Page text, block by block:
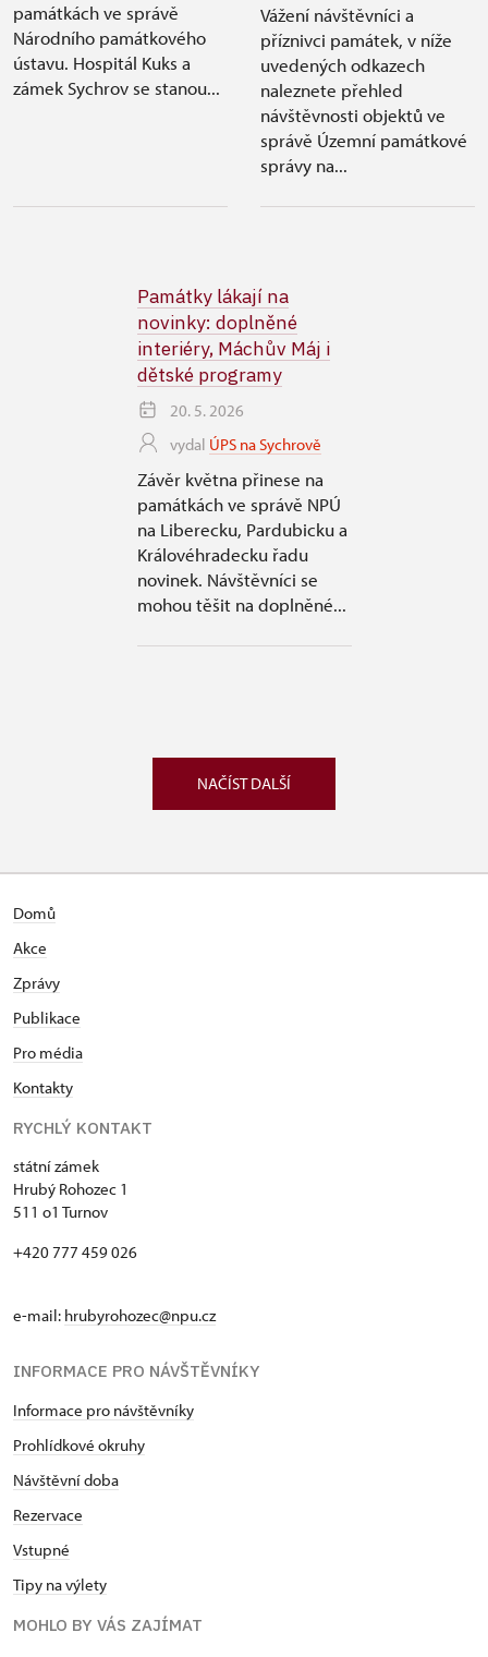
památkách ve správě
Národního památkového
ústavu. Hospitál Kuks a
zámek Sychrov se stanou...
Vážení návštěvníci a
příznivci památek, v níže
uvedených odkazech
naleznete přehled
návštěvnosti objektů ve
správě Územní památkové
správy na...
Památky lákají na
novinky: doplněné
interiéry, Máchův Máj i
dětské programy
20. 5. 2026
vydal ÚPS na Sychrově
Závěr května přinese na
památkách ve správě NPÚ
na Liberecku, Pardubicku a
Královéhradecku řadu
novinek. Návštěvníci se
mohou těšit na doplněné...
NAČÍST DALŠÍ
Domů
Akce
Zprávy
Publikace
Pro média
Kontakty
RYCHLÝ KONTAKT
státní zámek
Hrubý Rohozec 1
511 o1 Turnov
+420 777 459 026
e-mail: hrubyrohozec@npu.cz
INFORMACE PRO NÁVŠTĚVNÍKY
Informace pro návštěvníky
Prohlídkové okruhy
Návštěvní doba
Rezervace
Vstupné
Tipy na výlety
MOHLO BY VÁS ZAJÍMAT